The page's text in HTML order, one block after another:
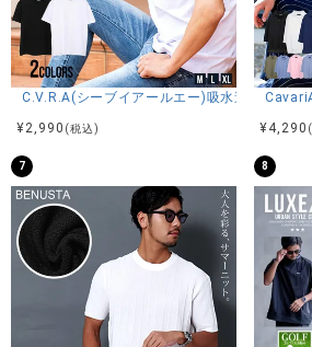
C.V.R.A(シーブイアールエー)吸水速乾コッ
¥2,990 (税込)
¥4,290
7 8